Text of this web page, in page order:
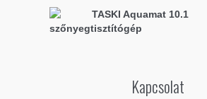
TASKI Aquamat 10.1
szőnyegtisztítógép
Kapcsolat